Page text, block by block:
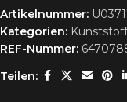
Artikelnummer:
Kategorien:
REF-Nummer:
Teilen: